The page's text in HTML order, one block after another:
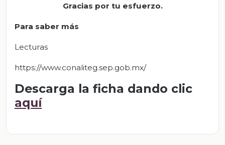
Gracias por tu esfuerzo.
Para saber más
Lecturas
https://www.conaliteg.sep.gob.mx/
Descarga la ficha dando clic
aquí